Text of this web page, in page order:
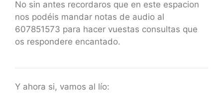
No sin antes recordaros que en este espacion
nos podéis mandar notas de audio al
607851573 para hacer vuestas consultas que
os respondere encantado.
Y ahora si, vamos al lío: